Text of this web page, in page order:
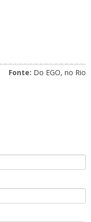
Fonte: Do EGO, no Rio